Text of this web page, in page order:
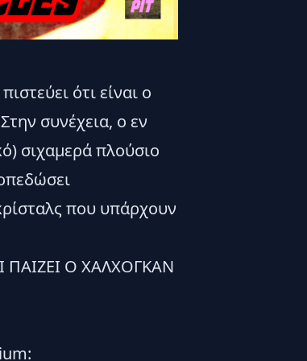
ότι είναι ο
συνέχεια, ο εν
σιχαμερά πλούσιο
που υπάρχουν
Ο ΧΑΛΧΟΓΚΑΝ